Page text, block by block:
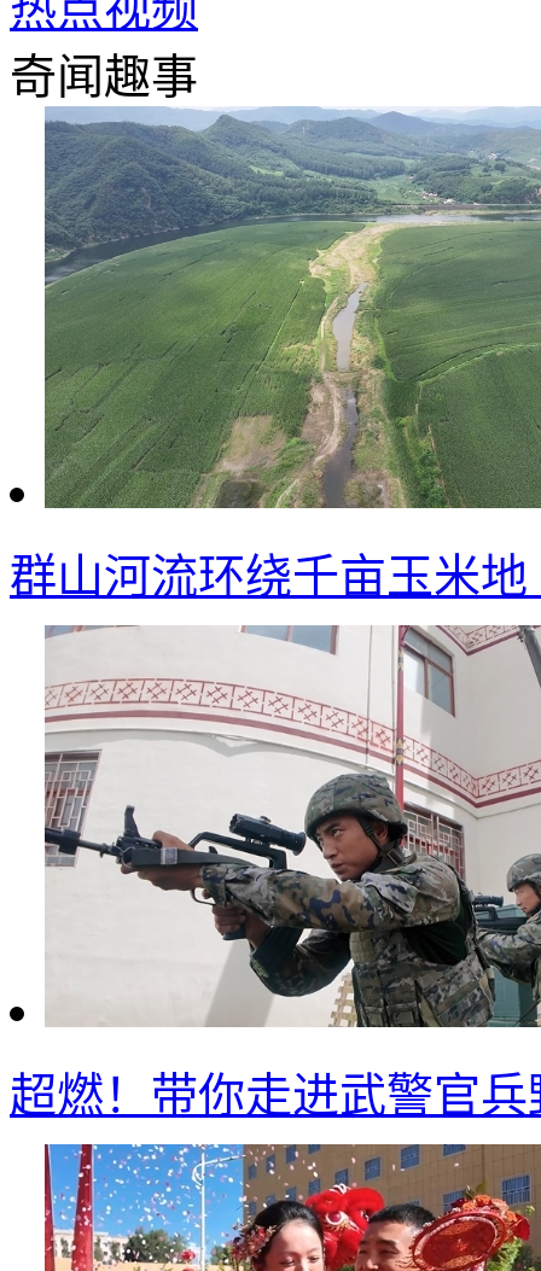
奇闻趣事
群山河流环绕千亩玉米地
超燃！带你走进武警官